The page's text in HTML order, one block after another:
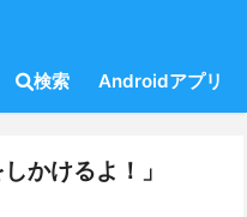
検索 Androidアプリ
かけるよ！」